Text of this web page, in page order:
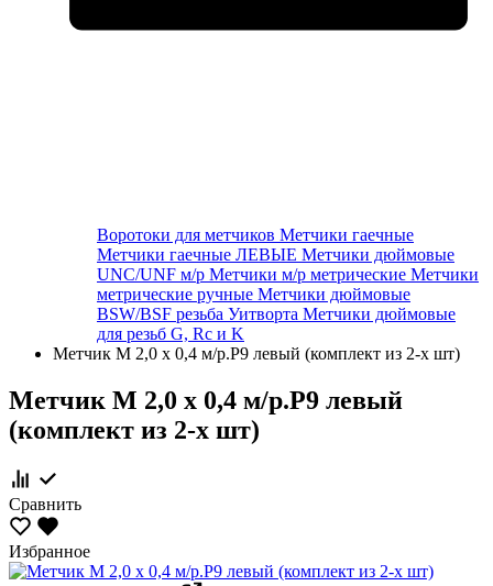
Воротоки для метчиков Метчики гаечные
Метчики гаечные ЛЕВЫЕ Метчики дюймовые
UNC/UNF м/р Метчики м/р метрические Метчики
метрические ручные Метчики дюймовые
BSW/BSF резьба Уитворта Метчики дюймовые
для резьб G, Rc и K
Метчик М 2,0 х 0,4 м/р.Р9 левый (комплект из 2-х шт)
Метчик М 2,0 х 0,4 м/р.Р9 левый
(комплект из 2-х шт)
Сравнить
Избранное